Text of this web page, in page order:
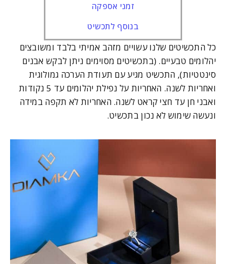
זמני אספקה
בנוסף לתכשיט
כל התכשיטים שלנו עשויים מזהב אמיתי בלבד ומשובצים
יהלומים טבעיים. (בתכשיטים מסוימים ניתן לבקש אבנים
סינטטיות), התכשיט מגיע עם תעודת הערכה גמולוגית
ואחריות לשנה. האחריות על נפילת יהלומים עד 5 נקודות
ואבני חן עד חצי קראט לשנה. האחריות לא תקפה במידה
ונעשה שימוש לא נכון בתכשיט.